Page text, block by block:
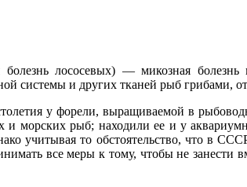
болезнь лососевых) — микозная
системы и других тканей рыб грибами,
у форели, выращиваемой в
и морских рыб; находили ее и у
учитывая то обстоятельство, что в
все меры к тому, чтобы не занести